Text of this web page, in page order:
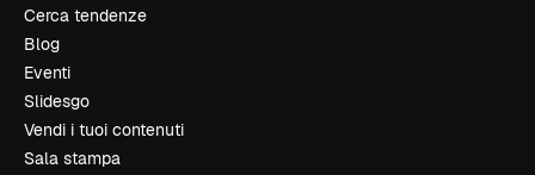
Cerca tendenze
Blog
Eventi
Slidesgo
Vendi i tuoi contenuti
Sala stampa